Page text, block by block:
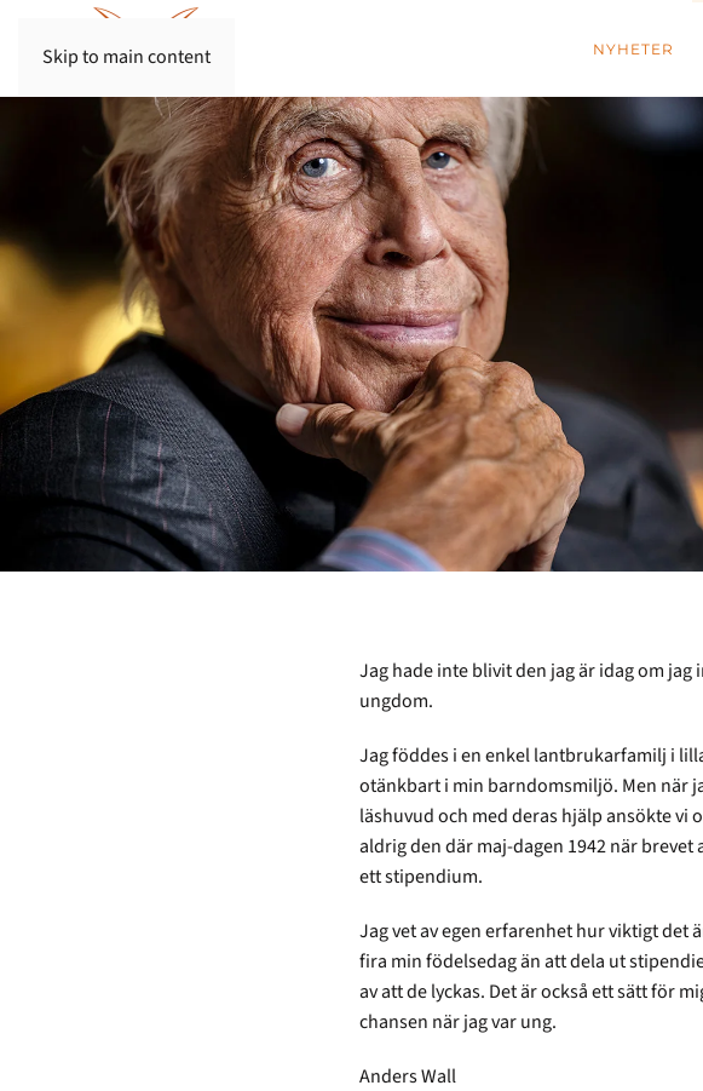
Skip to main content NYHETER
Jag hade inte blivit den jag är idag om
ungdom.
Jag föddes i en enkel lantbrukarfamilj i
otänkbart i min barndomsmiljö. Men när
läshuvud och med deras hjälp ansökte vi
aldrig den där maj-dagen 1942 när
ett stipendium.
Jag vet av egen erfarenhet hur viktigt
fira min födelsedag än att dela ut
av att de lyckas. Det är också ett sätt för
chansen när jag var ung.
Anders Wall